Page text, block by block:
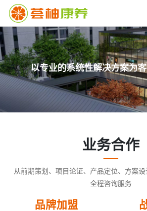
以专业的系统性解决方案为
业务合作
从前期策划、项目论证、产品定位、方案
全程咨询服务
品牌加盟